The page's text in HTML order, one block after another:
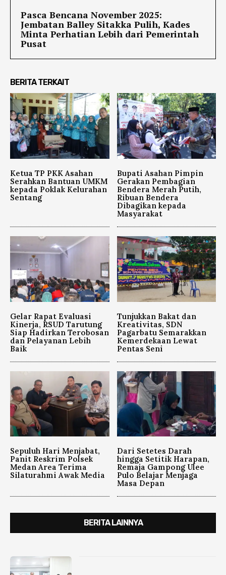
Pasca Bencana November 2025:
Jembatan Balley Sitakka Pulih, Kades
Minta Perhatian Lebih dari Pemerintah
Pusat
BERITA TERKAIT
Ketua TP PKK Asahan
Serahkan Bantuan UMKM
kepada Poklak Kelurahan
Sentang
Bupati Asahan Pimpin
Gerakan Pembagian
Bendera Merah Putih,
Ribuan Bendera
Dibagikan kepada
Masyarakat
Gelar Rapat Evaluasi
Kinerja, RSUD Tarutung
Siap Hadirkan Terobosan
dan Pelayanan Lebih
Baik
Tunjukkan Bakat dan
Kreativitas, SDN
Pagarbatu Semarakkan
Kemerdekaan Lewat
Pentas Seni
Sepuluh Hari Menjabat,
Panit Reskrim Polsek
Medan Area Terima
Silaturahmi Awak Media
Dari Setetes Darah
hingga Setitik Harapan,
Remaja Gampong Ulee
Pulo Belajar Menjaga
Masa Depan
BERITA LAINNYA